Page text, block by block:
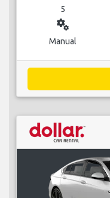
5
miscellaneous_services
Manual